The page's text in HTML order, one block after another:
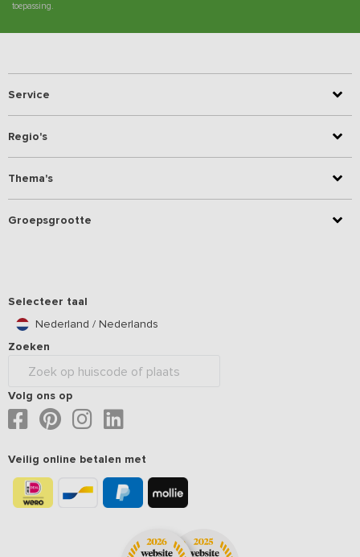
toepassing.
Service
Regio's
Thema's
Groepsgrootte
Selecteer taal
Nederland / Nederlands
Zoeken
Volg ons op
Veilig online betalen met